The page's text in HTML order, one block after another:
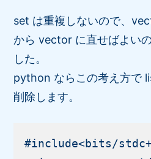
set は重複しないので、
から vector に直せばよい
した。
python ならこの考え方で
削除します。
#include<bits/